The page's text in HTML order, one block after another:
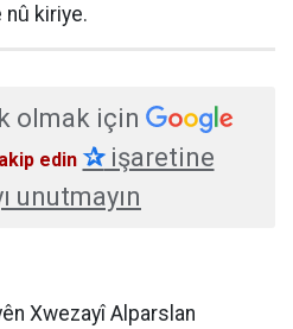
nû kiriye.
olmak için
edin ✰işaretine
unutmayın
Xwezayî Alparslan